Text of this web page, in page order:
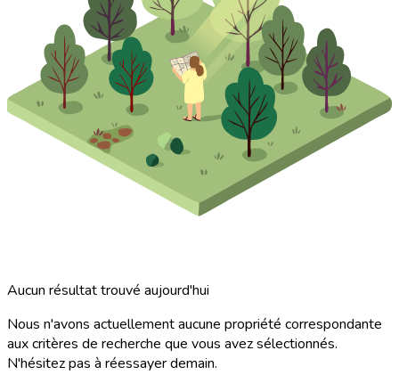
Aucun résultat trouvé aujourd'hui
Nous n'avons actuellement aucune propriété correspondante
aux critères de recherche que vous avez sélectionnés.
N'hésitez pas à réessayer demain.